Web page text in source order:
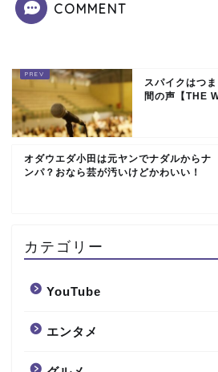
COMMENT
スパイクはつ
間の声【THE
オダウエダ小田は元ヤンでナダルからナ
ンパ？おなら芸が汚いけどかわいい！
カテゴリー
YouTube
エンタメ